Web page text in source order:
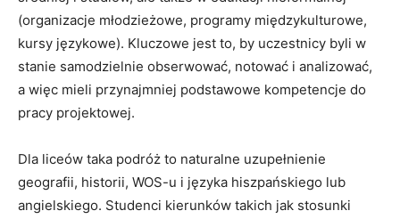
(organizacje młodzieżowe, programy międzykulturowe,
kursy językowe). Kluczowe jest to, by uczestnicy byli w
stanie samodzielnie obserwować, notować i analizować,
a więc mieli przynajmniej podstawowe kompetencje do
pracy projektowej.
Dla liceów taka podróż to naturalne uzupełnienie
geografii, historii, WOS-u i języka hiszpańskiego lub
angielskiego. Studenci kierunków takich jak stosunki